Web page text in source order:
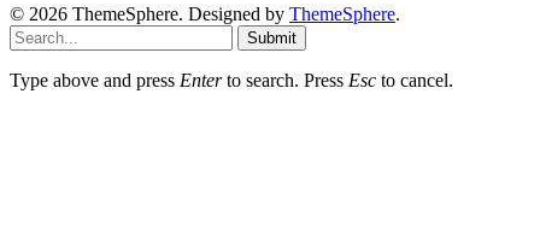
© 2026 ThemeSphere. Designed by ThemeSphere.
Submit
Type above and press Enterto search. Press Esc to cancel.